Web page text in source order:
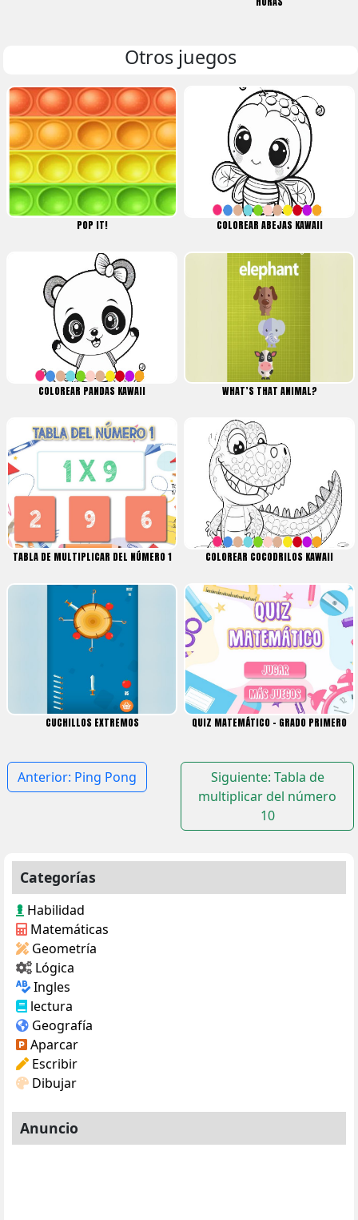
Otros juegos
POP IT! COLOREAR ABEJAS KAWAII
COLOREAR PANDAS KAWAII WHAT’S THAT ANIMAL?
TABLA DE MULTIPLICAR DEL NÚMERO 1 COLOREAR COCODRILOS KAWAII
CUCHILLOS EXTREMOS QUIZ MATEMÁTICO – GRADO PRIMERO
Navegación
de
Anterior: Ping Pong Siguiente: Tabla de
multiplicar del número
10
Categorías
Habilidad
Matemáticas
Geometría
Lógica
Ingles
lectura
Geografía
Aparcar
Escribir
Dibujar
Anuncio